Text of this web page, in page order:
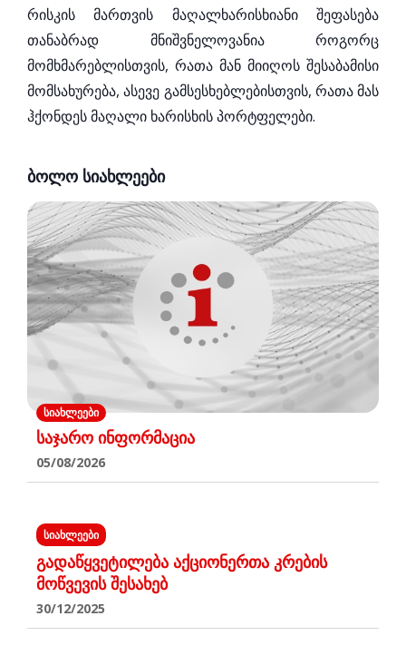
რისკის მართვის მაღალხარისხიანი შეფასება
თანაბრად მნიშვნელოვანია როგორც
მომხმარებლისთვის, რათა მან მიიღოს შესაბამისი
მომსახურება, ასევე გამსესხებლებისთვის, რათა მას
ჰქონდეს მაღალი ხარისხის პორტფელები.
ბოლო სიახლეები
ᲡᲘᲐᲮᲚᲔᲔᲑᲘ
საჯარო ინფორმაცია
05/08/2026
ᲡᲘᲐᲮᲚᲔᲔᲑᲘ
გადაწყვეტილება აქციონერთა კრების
მოწვევის შესახებ
30/12/2025